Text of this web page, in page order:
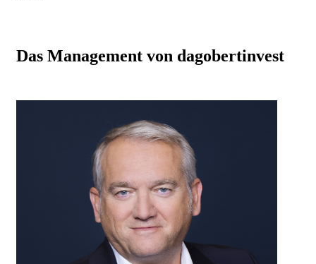
Das Management von dagobertinvest